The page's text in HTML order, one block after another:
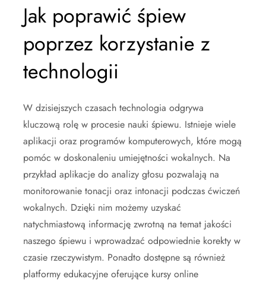
Jak poprawić śpiew
poprzez korzystanie z
technologii
W dzisiejszych czasach technologia odgrywa
kluczową rolę w procesie nauki śpiewu. Istnieje wiele
aplikacji oraz programów komputerowych, które mogą
pomóc w doskonaleniu umiejętności wokalnych. Na
przykład aplikacje do analizy głosu pozwalają na
monitorowanie tonacji oraz intonacji podczas ćwiczeń
wokalnych. Dzięki nim możemy uzyskać
natychmiastową informację zwrotną na temat jakości
naszego śpiewu i wprowadzać odpowiednie korekty w
czasie rzeczywistym. Ponadto dostępne są również
platformy edukacyjne oferujące kursy online